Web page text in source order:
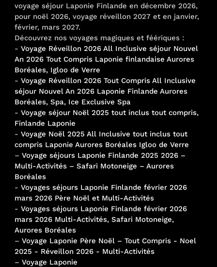
voyage séjour Laponie Finlande en décembre 2026,
pour noël 2026, voyage réveillon 2027 et en janvier,
février, mars 2027.
Découvrez nos voyages magiques et féériques :
- Voyage Réveillon 2026 All Inclusive séjour Nouvel
An 2026 Tout Compris Laponie finlandaise Aurores
Boréales, Igloo de Verre
- Voyage Réveillon 2026 Tout Compris All Inclusive
séjour Nouvel An 2026 Laponie Finlande Aurores
Boréales, Spa, Ice Exclusive Spa
- Voyage séjour Noël 2025 tout inclus tout compris,
Finlande Laponie
- Voyage Noël 2025 All Inclusive tout inclus tout
compris Laponie Aurores Boréales Igloo de Verre
– Voyage séjours Laponie Finlande 2025 2026 –
Multi-Activités – Safari Motoneige – Aurores
Boréales
- Voyages séjours Laponie Finlande février 2026
mars 2026 Père Noël et Multi-Activités
- Voyages séjours Laponie Finlande février 2026
mars 2026 Multi-Activités, Safari Motoneige,
Aurores Boréales
– Voyage Laponie Père Noël – Tout Compris - Noel
2025 - Réveillon 2026 - Multi-Activités
– Voyage Laponie